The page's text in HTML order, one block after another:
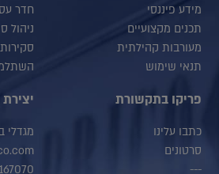
מידע פיננסי
תכנים מקצועיים
מעורבות קהילתית
תנאי שימוש
חדר
ניהול
פריקו בתקשורת
כתבו עלינו
סרטונים
---
מגדלי ב.ס.ר. 2, בן